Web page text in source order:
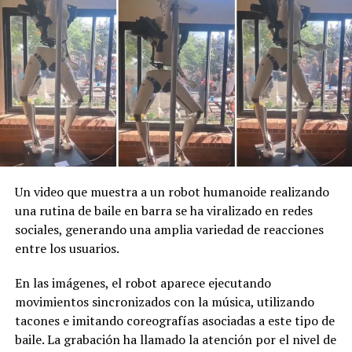
Numerosos asistentes captaron la escena con sus
teléfonos, lo que rápidamente convirtió a Merlín en un
fenómeno en Internet.
Un video que muestra a un robot humanoide realizando
una rutina de baile en barra se ha viralizado en redes
sociales, generando una amplia variedad de reacciones
entre los usuarios.
En las imágenes, el robot aparece ejecutando
movimientos sincronizados con la música, utilizando
tacones e imitando coreografías asociadas a este tipo de
baile. La grabación ha llamado la atención por el nivel de